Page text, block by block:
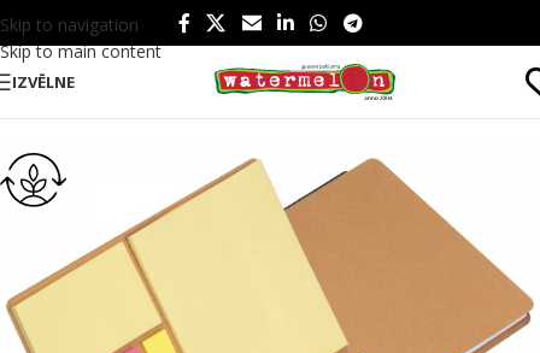
Skip to navigation
Skip to main content
IZVĒLNE
Sākums/ Birojam/ Poligrāfija/ Līmlapiņas